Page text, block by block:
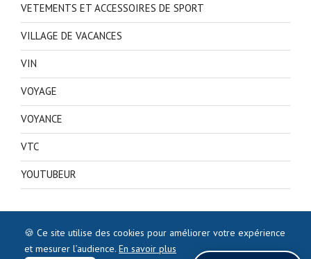
VETEMENTS ET ACCESSOIRES DE SPORT
VILLAGE DE VACANCES
VIN
VOYAGE
VOYANCE
VTC
YOUTUBEUR
🍪 Ce site utilise des cookies pour améliorer votre expérience
et mesurer l’audience. En savoir plus